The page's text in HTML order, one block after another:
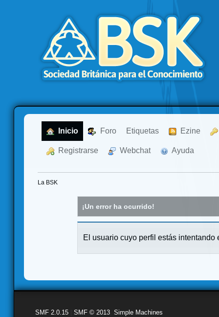
Inicio Foro Etiquetas Ezine
Registrarse Webchat Ayuda
La BSK
¡Un error ha ocurrido!
El usuario cuyo perfil estás intentando
SMF 2.0.15 SMF © 2013 Simple Machines